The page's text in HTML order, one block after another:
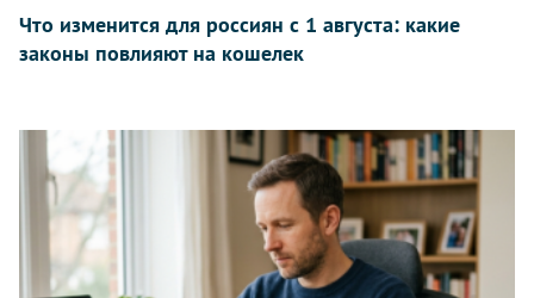
Что изменится для россиян с 1 августа: какие
законы повлияют на кошелек